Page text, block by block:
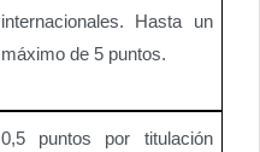
internacionales. Hasta un
máximo de 5 puntos.
0,5 puntos por titulación